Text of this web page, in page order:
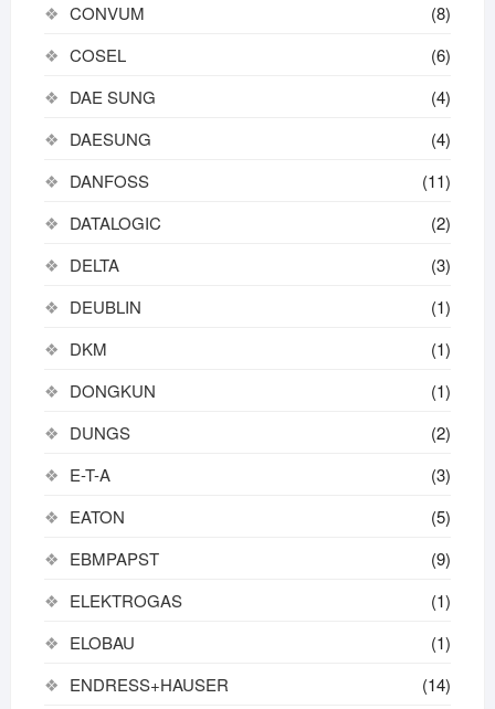
CONVUM
(8)
COSEL
(6)
DAE SUNG
(4)
DAESUNG
(4)
DANFOSS
(11)
DATALOGIC
(2)
DELTA
(3)
DEUBLIN
(1)
DKM
(1)
DONGKUN
(1)
DUNGS
(2)
E-T-A
(3)
EATON
(5)
EBMPAPST
(9)
ELEKTROGAS
(1)
ELOBAU
(1)
ENDRESS+HAUSER
(14)